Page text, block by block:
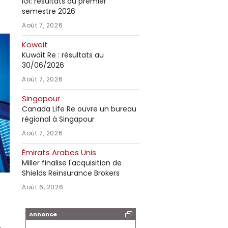
semestre 2026
Août 7, 2026
Koweit
Kuwait Re : résultats au
30/06/2026
Août 7, 2026
Singapour
Canada Life Re ouvre un bureau
régional à Singapour
Août 7, 2026
Émirats Arabes Unis
Miller finalise l'acquisition de
Shields Reinsurance Brokers
Août 6, 2026
Annonce